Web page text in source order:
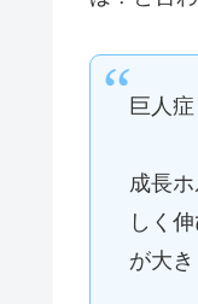
巨人
成長
しく
が大